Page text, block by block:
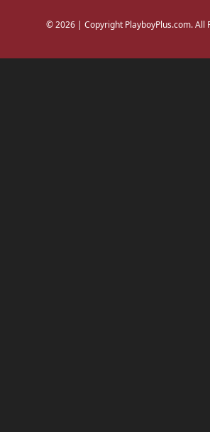
©2026| Copyright PlayboyPlus.com. All